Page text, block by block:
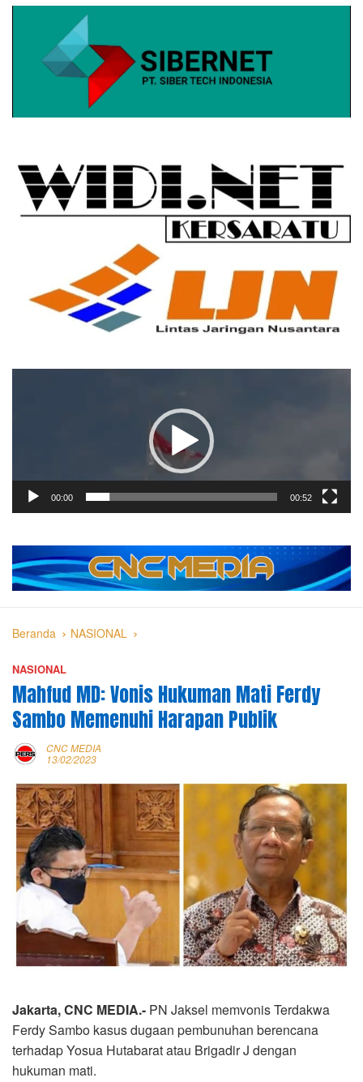
00:00 00:52
Beranda NASIONAL
NASIONAL
Mahfud MD: Vonis Hukuman Mati Ferdy
Sambo Memenuhi Harapan Publik
CNC MEDIA
13/02/2023
Jakarta, CNC MEDIA.- PN Jaksel memvonis Terdakwa
Ferdy Sambo kasus dugaan pembunuhan berencana
terhadap Yosua Hutabarat atau Brigadir J dengan
hukuman mati.